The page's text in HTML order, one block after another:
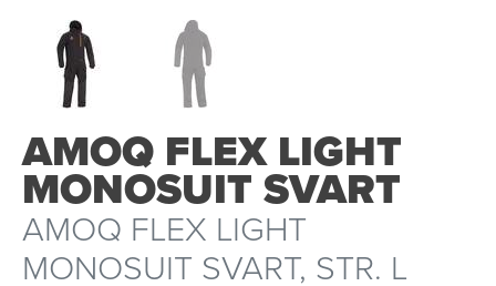
AMOQ FLEX LIGHT
MONOSUIT SVART
AMOQ FLEX LIGHT
MONOSUIT SVART, STR. L